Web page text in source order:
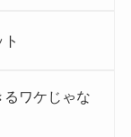
ワケじゃな